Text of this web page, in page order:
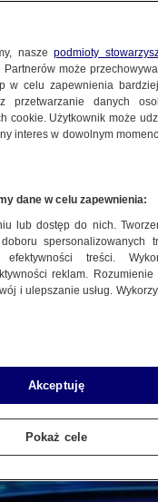
naszepodmioty
Partnerów może
w celu zapewnienia
przetwarzanie danych
cookie. Użytkownik może
interes w dowolnym
dane w celu zapewnienia:
lub dostęp do nich.
spersonalizowanych
efektywności treści.
reklam.
i ulepszanie usług.
Akceptuję
Pokaż cele